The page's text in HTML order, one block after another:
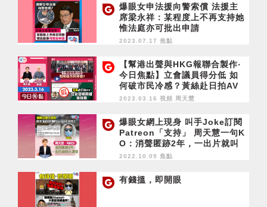
爆眼女申法援向警索償 法援主
席梁永祥：某程度上不再支持她
惟法庭亦可批出申請
2023.07.17 焦點
【幫港出聲與HKG報聯合製作‧
今日焦點】立會議員得分低 如
何破市民冷感？黃絲赴日拍AV
狂徒冒楊潤雄發祝賀
2023.03.16 視頻 周天慧
爆眼女網上現身 叫手Joke訂閱
Patreon「支持」 周天慧一句K
O：消聲匿跡2年，一出片就叫
人課金
2022.10.09 焦點
有錢搵，即開眼